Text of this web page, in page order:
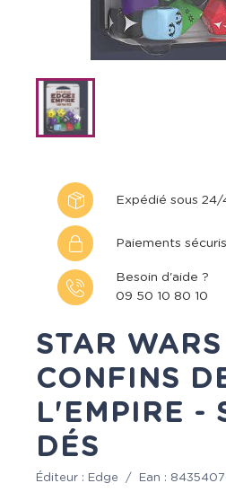
Expédié sous 24/
Paiements
Besoin d'aide ?
09 50 10 80 10
STAR
CONFINS
L'EMPIRE -
DÉS
Éditeur : Edge / Ean :